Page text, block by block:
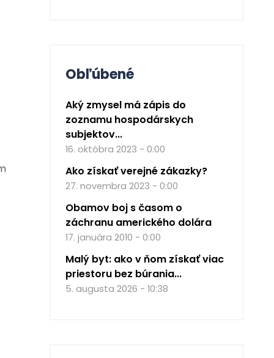
Obľúbené
Aký zmysel má zápis do
zoznamu hospodárskych
subjektov...
16. októbra 2023 - 0:00
Ako získať verejné zákazky?
27. novembra 2023 - 0:00
Obamov boj s časom o
záchranu amerického dolára
17. januára 2010 - 0:00
Malý byt: ako v ňom získať viac
priestoru bez búrania...
5. augusta 2026 - 10:38